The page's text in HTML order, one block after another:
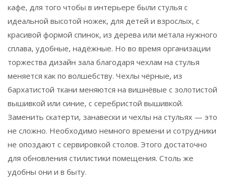
кафе, для того чтобы в интерьере были стулья с
идеальной высотой ножек, для детей и взрослых, с
красивой формой спинок, из дерева или метала нужного
сплава, удобные, надёжные. Но во время организации
торжества дизайн зала благодаря чехлам на стулья
меняется как по волшебству. Чехлы чёрные, из
бархатистой ткани меняются на вишнёвые с золотистой
вышивкой или синие, с серебристой вышивкой.
Заменить скатерти, занавески и чехлы на стульях — это
не сложно. Необходимо немного времени и сотрудники
не опоздают с сервировкой столов. Этого достаточно
для обновления стилистики помещения. Столь же
удобны они и в быту.